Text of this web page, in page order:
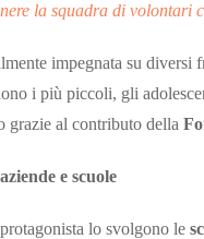
la squadra di volontari
impegnata su diversi
i più piccoli, gli
grazie al contributo della
e scuole
lo svolgono le